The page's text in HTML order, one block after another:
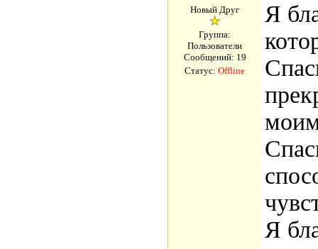
Новый Друг
Группа:
Пользователи
Сообщений: 19
Статус: Offline
Я
Я